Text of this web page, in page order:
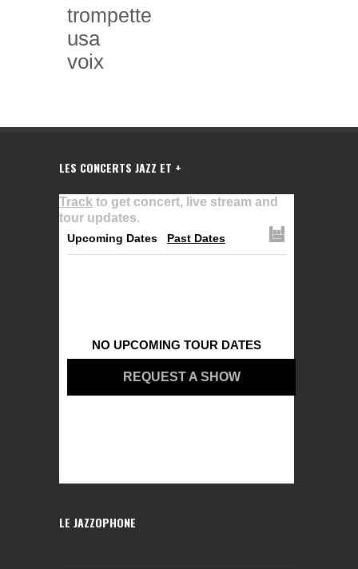
trompette
usa
voix
LES CONCERTS JAZZ ET +
Track to get concert, live stream and
tour updates.
Upcoming Dates Past Dates
NO UPCOMING TOUR DATES
REQUEST A SHOW
LE JAZZOPHONE